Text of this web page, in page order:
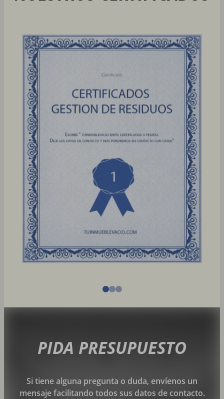
PIDA PRESUPUESTO
Si tiene alguna pregunta o duda, envíenos un
mensaje facilitando todos sus datos de contacto.